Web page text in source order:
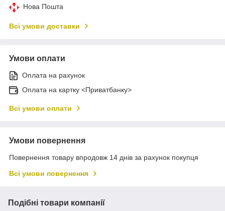
Нова Пошта
Всі умови доставки
Умови оплати
Оплата на рахунок
Оплата на картку <Приватбанку>
Всі умови оплати
Умови повернення
Повернення товару впродовж 14 днів за рахунок покупця
Всі умови повернення
Подібні товари компанії